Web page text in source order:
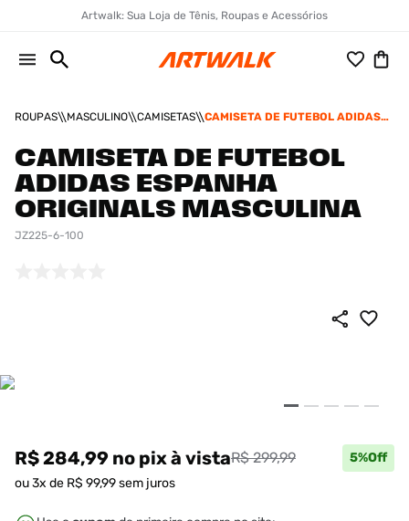
Artwalk: Sua Loja de Tênis, Roupas e Acessórios
ROUPAS MASCULINO CAMISETAS
CAMISETA DE FUTEBOL ADIDAS
CAMISETA DE FUTEBOL
ADIDAS ESPANHA
ORIGINALS MASCULINA
JZ225-6-100
R$ 284,99 no pixà vistaR$ 299,99 5%Off
ou3x de R$ 99,99sem juros